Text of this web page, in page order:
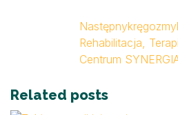
Następny
Rehabilitacja,
Centrum
Related posts